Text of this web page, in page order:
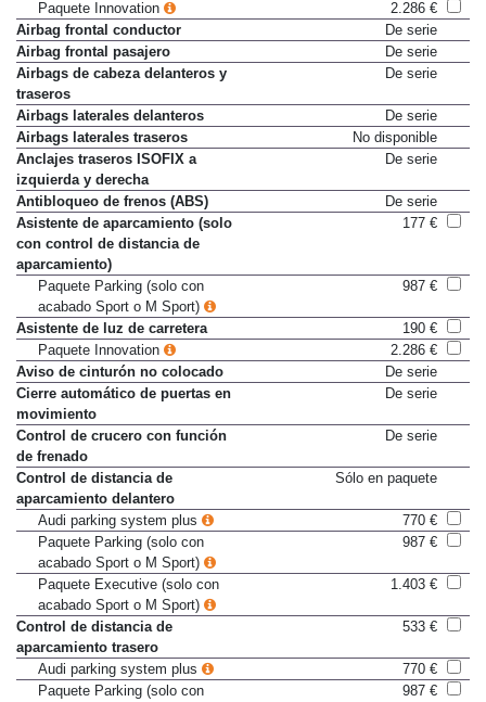
Paquete Innovation
2.286 €
Airbag frontal conductor
De serie
Airbag frontal pasajero
De serie
Airbags de cabeza delanteros y
traseros
De serie
Airbags laterales delanteros
De serie
Airbags laterales traseros
No disponible
Anclajes traseros ISOFIX a
izquierda y derecha
De serie
Antibloqueo de frenos (ABS)
De serie
Asistente de aparcamiento (solo
con control de distancia de
aparcamiento)
177 €
Paquete Parking (solo con
acabado Sport o M Sport)
987 €
Asistente de luz de carretera
190 €
Paquete Innovation
2.286 €
Aviso de cinturón no colocado
De serie
Cierre automático de puertas en
movimiento
De serie
Control de crucero con función
de frenado
De serie
Control de distancia de
aparcamiento delantero
Sólo en paquete
Audi parking system plus
770 €
Paquete Parking (solo con
acabado Sport o M Sport)
987 €
Paquete Executive (solo con
acabado Sport o M Sport)
1.403 €
Control de distancia de
aparcamiento trasero
533 €
Audi parking system plus
770 €
Paquete Parking (solo con
987 €